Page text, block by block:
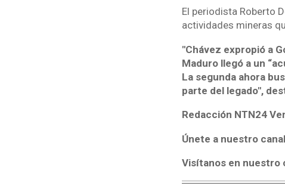
El periodista Roberto
actividades mineras
"Chávez expropió a
Maduro llegó a un
La segunda ahora
parte del legado",
Redacción NTN24
Únete a nuestro
Visítanos en nuestro